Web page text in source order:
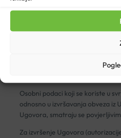
sa Općom uredbom o zaštiti
pravilima PCI DSS L1 regulative
kriptografski protokol kao
Osobni podaci koji se koriste u
odnosno u izvršavanja obveza iz
Ugovora, smatraju se
Za izvršenje Ugovora